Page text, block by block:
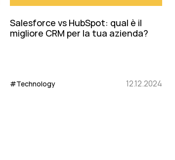
Salesforce vs HubSpot: qual è il
migliore CRM per la tua azienda?
#Technology 12.12.2024